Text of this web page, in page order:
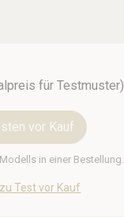
für Testmuster)
vor Kauf
in einer Bestellung.
Test vor Kauf